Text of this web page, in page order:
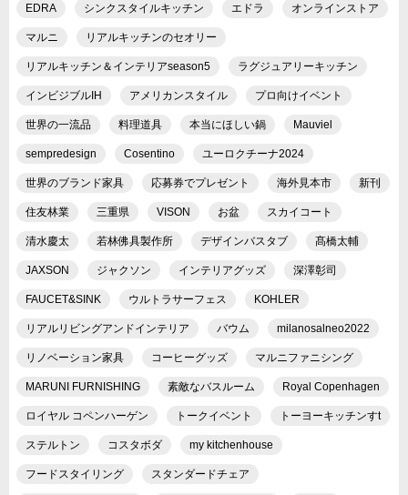
EDRA シンクスタイルキッチン エドラ オンラインストア
マルニ リアルキッチンのセオリー
リアルキッチン＆インテリアseason5 ラグジュアリーキッチン
インビジブルIH アメリカンスタイル プロ向けイベント
世界の一流品 料理道具 本当にほしい鍋 Mauviel
sempredesign Cosentino ユーロクチーナ2024
世界のブランド家具 応募券でプレゼント 海外見本市 新刊
住友林業 三重県 VISON お盆 スカイコート
清水慶太 若林佛具製作所 デザインバスタブ 髙橋太輔
JAXSON ジャクソン インテリアグッズ 深澤彰司
FAUCET&SINK ウルトラサーフェス KOHLER
リアルリビングアンドインテリア バウム milanosalneo2022
リノベーション家具 コーヒーグッズ マルニファニシング
MARUNI FURNISHING 素敵なバスルーム Royal Copenhagen
ロイヤル コペンハーゲン トークイベント トーヨーキッチンすt
ステルトン コスタボダ my kitchenhouse
フードスタイリング スタンダードチェア